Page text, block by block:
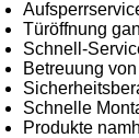
Türöffnung
Schnell-
Betreuung
Schnelle
Produkte